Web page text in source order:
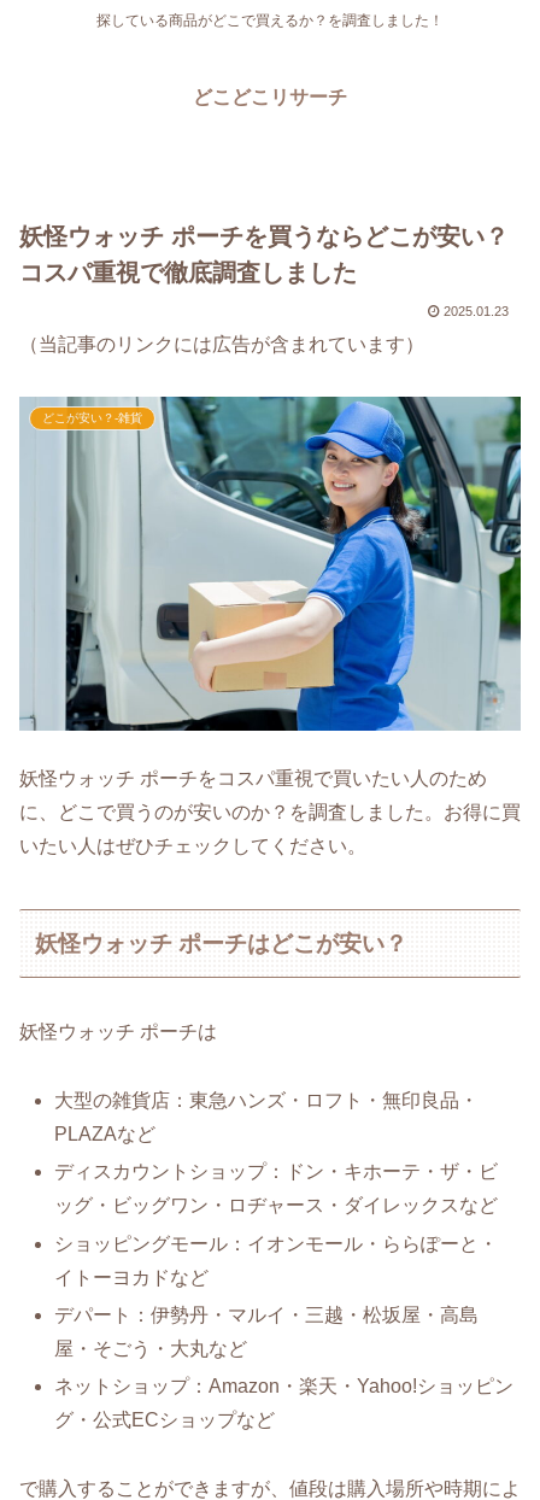
探している商品がどこで買えるか？を調査しました！
どこどこリサーチ
妖怪ウォッチ ポーチを買うならどこが安い？
コスパ重視で徹底調査しました
2025.01.23
（当記事のリンクには広告が含まれています）
どこが安い？-雑貨
妖怪ウォッチ ポーチをコスパ重視で買いたい人のため
に、どこで買うのが安いのか？を調査しました。お得に買
いたい人はぜひチェックしてください。
妖怪ウォッチ ポーチはどこが安い？
妖怪ウォッチ ポーチは
大型の雑貨店：東急ハンズ・ロフト・無印良品・
PLAZAなど
ディスカウントショップ：ドン・キホーテ・ザ・ビ
ッグ・ビッグワン・ロヂャース・ダイレックスなど
ショッピングモール：イオンモール・ららぽーと・
イトーヨカドなど
デパート：伊勢丹・マルイ・三越・松坂屋・高島
屋・そごう・大丸など
ネットショップ：Amazon・楽天・Yahoo!ショッピン
グ・公式ECショップなど
で購入することができますが、値段は購入場所や時期によ